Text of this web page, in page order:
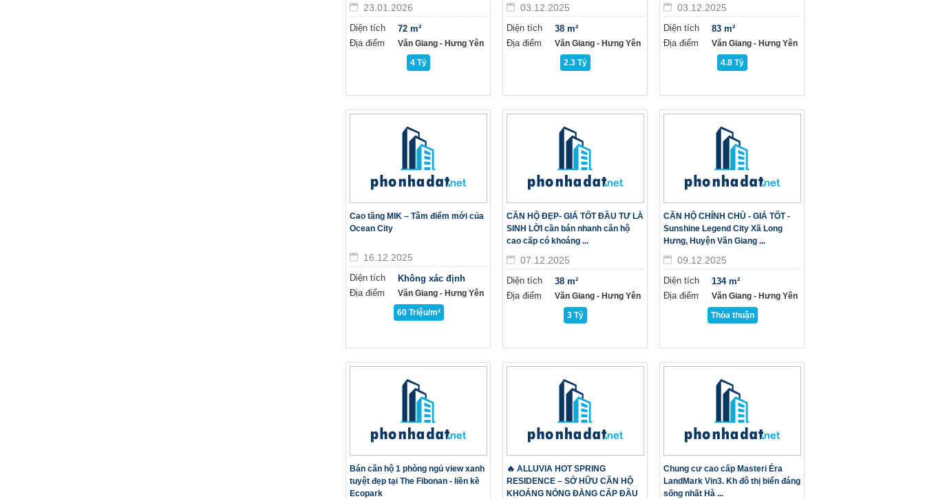
23.01.2026
Diện tích
Địa điểm
72 m²
Văn Giang - Hưng Yên
4 Tỷ
03.12.2025
Diện tích
Địa điểm
38 m²
Văn Giang - Hưng Yên
2.3 Tỷ
03.12.2025
Diện tích
Địa điểm
83 m²
Văn Giang - Hưng Yên
4.8 Tỷ
Cao tầng MIK – Tâm điểm mới của
Ocean City
16.12.2025
Diện tích
Địa điểm
Không xác định
Văn Giang - Hưng Yên
60 Triệu/m²
CĂN HỘ ĐẸP- GIÁ TỐT ĐẦU TƯ LÀ
SINH LỜI cần bán nhanh căn hộ
cao cấp có khoáng ...
07.12.2025
Diện tích
Địa điểm
38 m²
Văn Giang - Hưng Yên
3 Tỷ
CĂN HỘ CHÍNH CHỦ - GIÁ TỐT -
Sunshine Legend City Xã Long
Hưng, Huyện Văn Giang ...
09.12.2025
Diện tích
Địa điểm
134 m²
Văn Giang - Hưng Yên
Thỏa thuận
Bán căn hộ 1 phòng ngủ view xanh
tuyệt đẹp tại The Fibonan - liền kề
Ecopark
🔥 ALLUVIA HOT SPRING
RESIDENCE – SỞ HỮU CĂN HỘ
KHOÁNG NÓNG ĐẲNG CẤP ĐẦU
Chung cư cao cấp Masteri Ẻra
LandMark Vin3. Kh đô thị biển đáng
sống nhất Hà ...